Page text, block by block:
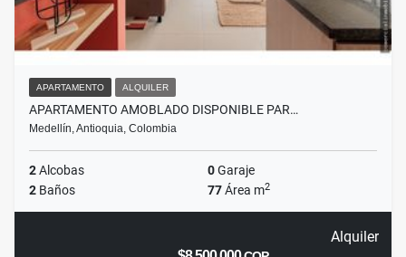
APARTAMENTO ALQUILER
APARTAMENTO AMOBLADO DISPONIBLE PAR…
Medellín, Antioquia, Colombia
2Alcobas 0Garaje
2 Baños 77Área m2
Alquiler